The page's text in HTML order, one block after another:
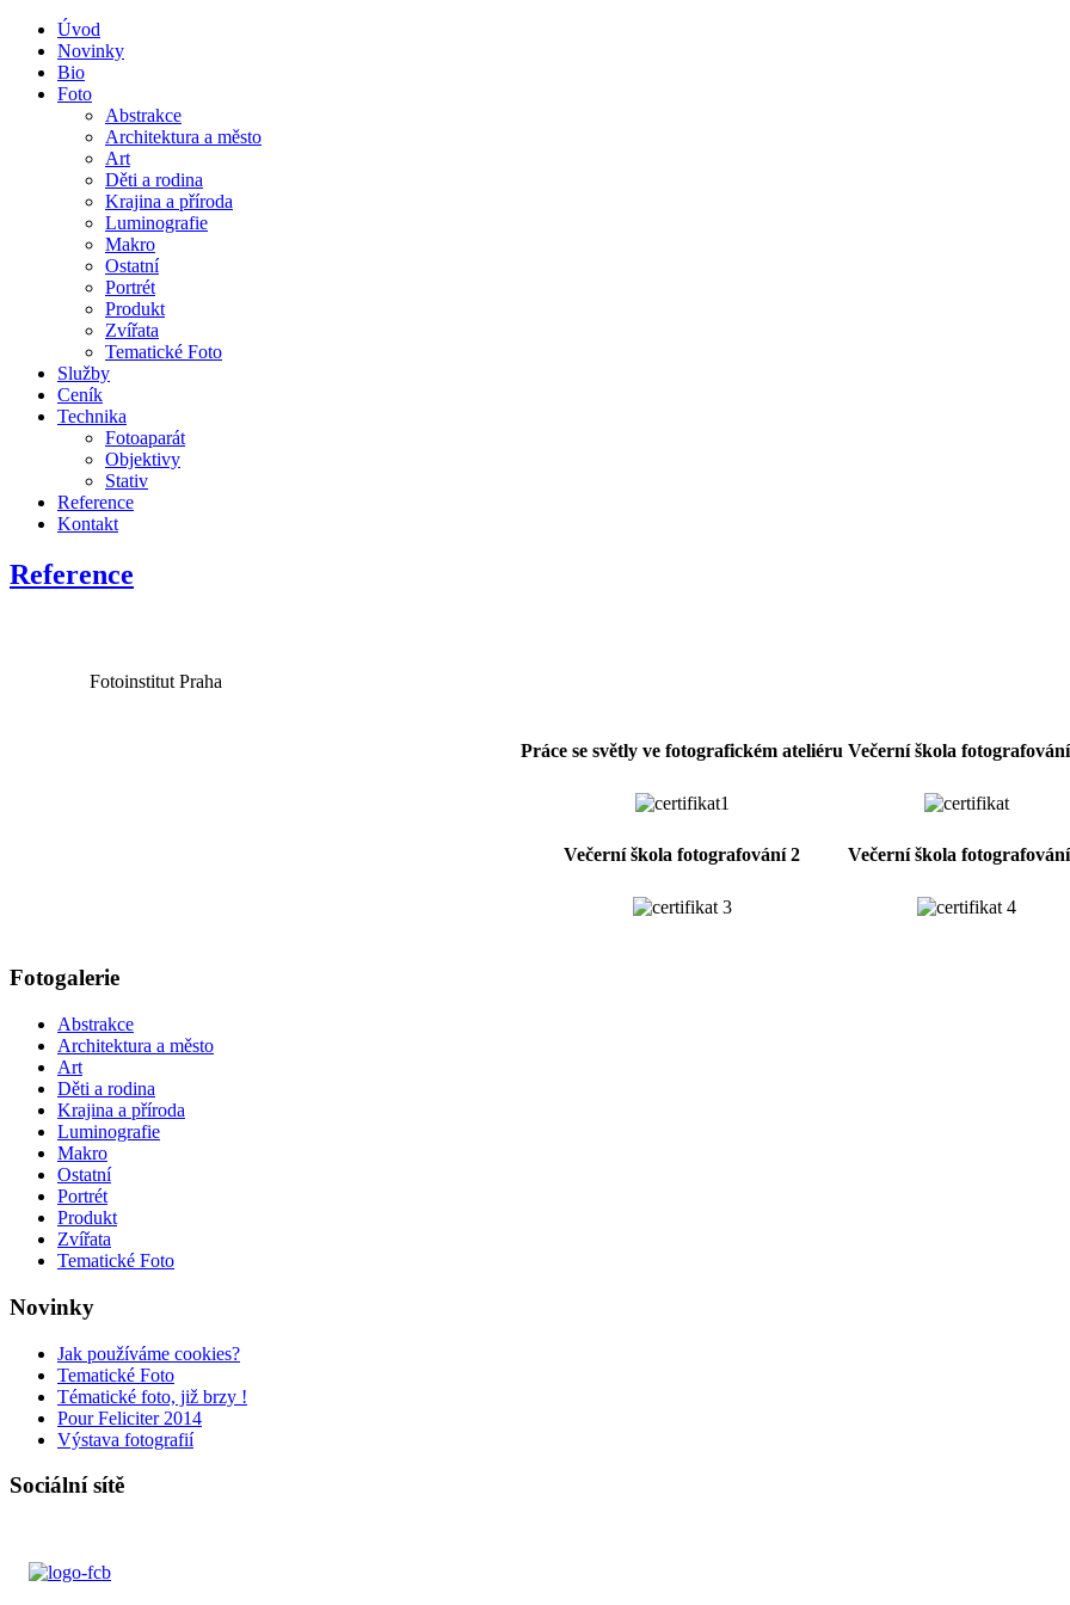
Úvod
Novinky
Bio
Foto
Abstrakce
Architektura a město
Art
Děti a rodina
Krajina a příroda
Luminografie
Makro
Ostatní
Portrét
Produkt
Zvířata
Tematické Foto
Služby
Ceník
Technika
Fotoaparát
Objektivy
Stativ
Reference
Kontakt
Reference
Fotoinstitut Praha
Práce se světly ve fotografickém ateliéru Večerní škola
Večerní škola fotografování 2 Večerní škola
Fotogalerie
Abstrakce
Architektura a město
Art
Děti a rodina
Krajina a příroda
Luminografie
Makro
Ostatní
Portrét
Produkt
Zvířata
Tematické Foto
Novinky
Jak používáme cookies?
Tematické Foto
Tématické foto, již brzy !
Pour Feliciter 2014
Výstava fotografií
Sociální sítě